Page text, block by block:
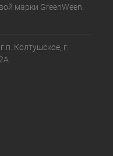
марки GreenWeen.
Колтушское, г.